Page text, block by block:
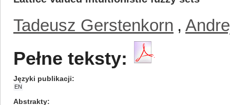
Tadeusz Gerstenkorn ,
Pełne teksty:
Języki publikacji
EN
Abstrakty